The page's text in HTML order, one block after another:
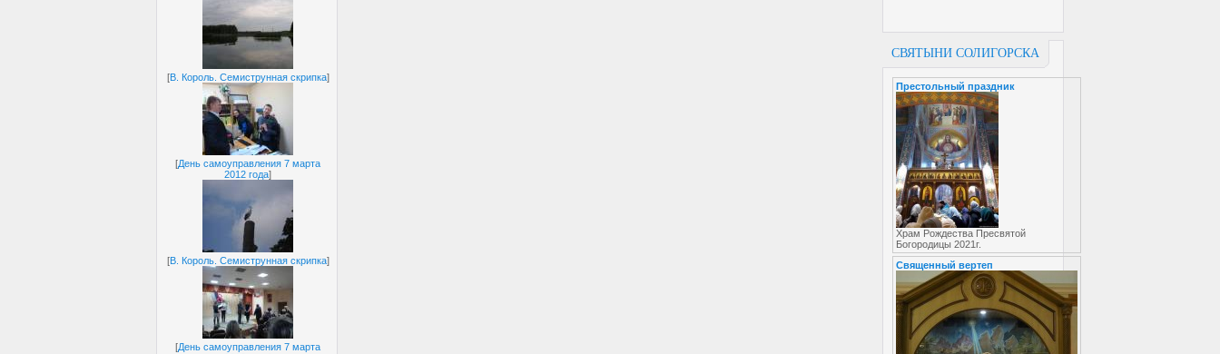
[В. Король. Семиструнная скрипка]
[День самоуправления 7 марта
2012 года]
[В. Король. Семиструнная скрипка]
[День самоуправления 7 марта
СВЯТЫНИ СОЛИГОРСКА
Престольный праздник
Храм Рождества Пресвятой
Богородицы 2021г.
Священный вертеп